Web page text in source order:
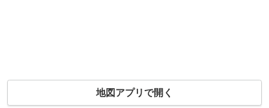
地図アプリで開く